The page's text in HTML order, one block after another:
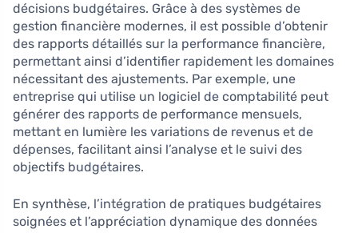
décisions budgétaires. Grâce à des systèmes de
gestion financière modernes, il est possible d’obtenir
des rapports détaillés sur la performance financière,
permettant ainsi d’identifier rapidement les domaines
nécessitant des ajustements. Par exemple, une
entreprise qui utilise un logiciel de comptabilité peut
générer des rapports de performance mensuels,
mettant en lumière les variations de revenus et de
dépenses, facilitant ainsi l’analyse et le suivi des
objectifs budgétaires.
En synthèse, l’intégration de pratiques budgétaires
soignées et l’appréciation dynamique des données